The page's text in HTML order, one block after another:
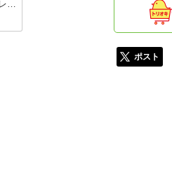
ッ
ポスト